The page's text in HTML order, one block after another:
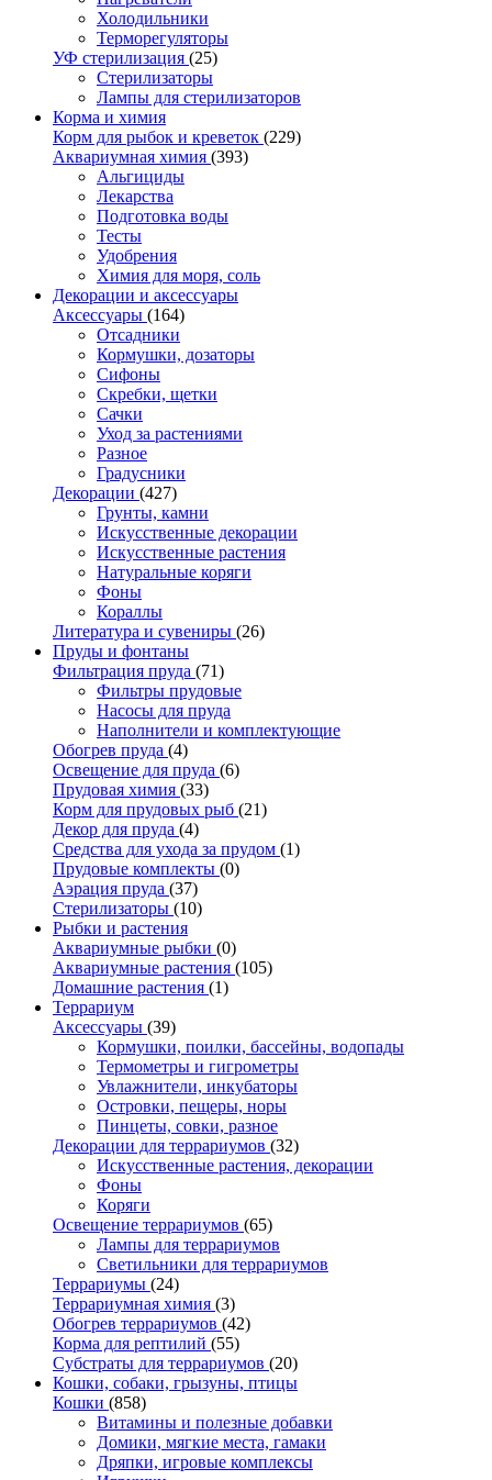
Холодильники
Терморегуляторы
УФ стерилизация (25)
Стерилизаторы
Лампы для стерилизаторов
Корма и химия
Корм для рыбок и креветок (229)
Аквариумная химия (393)
Альгициды
Лекарства
Подготовка воды
Тесты
Удобрения
Химия для моря, соль
Декорации и аксессуары
Аксессуары (164)
Отсадники
Кормушки, дозаторы
Сифоны
Скребки, щетки
Сачки
Уход за растениями
Разное
Градусники
Декорации (427)
Грунты, камни
Искусственные декорации
Искусственные растения
Натуральные коряги
Фоны
Кораллы
Литература и сувениры (26)
Пруды и фонтаны
Фильтрация пруда (71)
Фильтры прудовые
Насосы для пруда
Наполнители и комплектующие
Обогрев пруда (4)
Освещение для пруда (6)
Прудовая химия (33)
Корм для прудовых рыб (21)
Декор для пруда (4)
Средства для ухода за прудом (1)
Прудовые комплекты (0)
Аэрация пруда (37)
Стерилизаторы (10)
Рыбки и растения
Аквариумные рыбки (0)
Аквариумные растения (105)
Домашние растения (1)
Террариум
Аксессуары (39)
Кормушки, поилки, бассейны, водопады
Термометры и гигрометры
Увлажнители, инкубаторы
Островки, пещеры, норы
Пинцеты, совки, разное
Декорации для террариумов (32)
Искусственные растения, декорации
Фоны
Коряги
Освещение террариумов (65)
Лампы для террариумов
Светильники для террариумов
Террариумы (24)
Террариумная химия (3)
Обогрев террариумов (42)
Корма для рептилий (55)
Субстраты для террариумов (20)
Кошки, собаки, грызуны, птицы
Кошки (858)
Витамины и полезные добавки
Домики, мягкие места, гамаки
Дряпки, игровые комплексы